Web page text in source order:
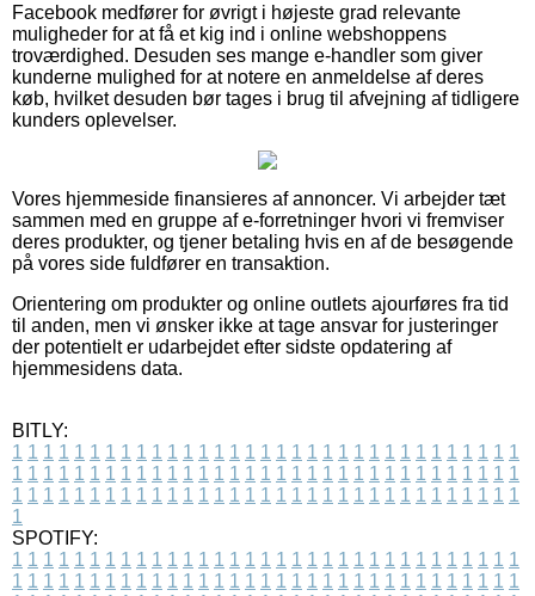
Facebook medfører for øvrigt i højeste grad relevante
muligheder for at få et kig ind i online webshoppens
troværdighed. Desuden ses mange e-handler som giver
kunderne mulighed for at notere en anmeldelse af deres
køb, hvilket desuden bør tages i brug til afvejning af tidligere
kunders oplevelser.
Vores hjemmeside finansieres af annoncer. Vi arbejder tæt
sammen med en gruppe af e-forretninger hvori vi fremviser
deres produkter, og tjener betaling hvis en af de besøgende
på vores side fuldfører en transaktion.
Orientering om produkter og online outlets ajourføres fra tid
til anden, men vi ønsker ikke at tage ansvar for justeringer
der potentielt er udarbejdet efter sidste opdatering af
hjemmesidens data.
BITLY:
1 1 1 1 1 1 1 1 1 1 1 1 1 1 1 1 1 1 1 1 1 1 1 1 1 1 1 1 1 1 1 1 1
1 1 1 1 1 1 1 1 1 1 1 1 1 1 1 1 1 1 1 1 1 1 1 1 1 1 1 1 1 1 1 1 1
1 1 1 1 1 1 1 1 1 1 1 1 1 1 1 1 1 1 1 1 1 1 1 1 1 1 1 1 1 1 1 1 1
1
SPOTIFY:
1 1 1 1 1 1 1 1 1 1 1 1 1 1 1 1 1 1 1 1 1 1 1 1 1 1 1 1 1 1 1 1 1
1 1 1 1 1 1 1 1 1 1 1 1 1 1 1 1 1 1 1 1 1 1 1 1 1 1 1 1 1 1 1 1 1